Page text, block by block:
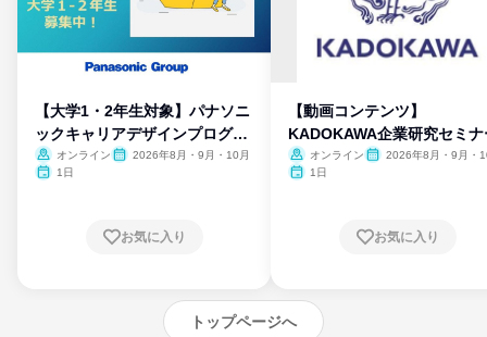
【大学1・2年生対象】パナソニ
ックキャリアデザインプログラ
ム
オンライン
2026年8月・9月・10月
1日
お気に入り
【動画コンテンツ】
KADOKAWA企業研究セミナ
オンライン
2026年8月・9月・
1日
お気に入り
トップページへ